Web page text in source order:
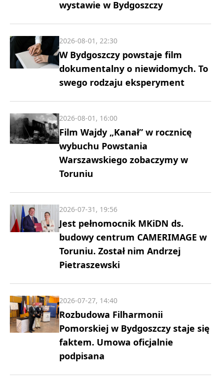
wystawie w Bydgoszczy
W Bydgoszczy powstaje film
dokumentalny o niewidomych. To
swego rodzaju eksperyment
2026-08-01, 22:30
Film Wajdy „Kanał” w rocznicę
wybuchu Powstania
Warszawskiego zobaczymy w
Toruniu
2026-08-01, 16:00
Jest pełnomocnik MKiDN ds.
budowy centrum CAMERIMAGE w
Toruniu. Został nim Andrzej
Pietraszewski
2026-07-31, 19:56
Rozbudowa Filharmonii
Pomorskiej w Bydgoszczy staje się
faktem. Umowa oficjalnie
podpisana
2026-07-27, 14:40